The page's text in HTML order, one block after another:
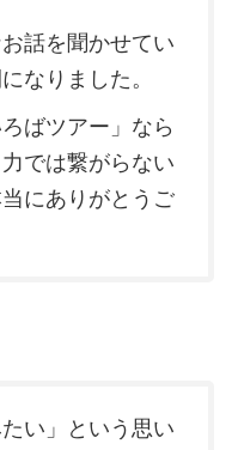
話を聞かせてい
なりました。
ばツアー」なら
では繋がらない
にありがとうご
い」という思い